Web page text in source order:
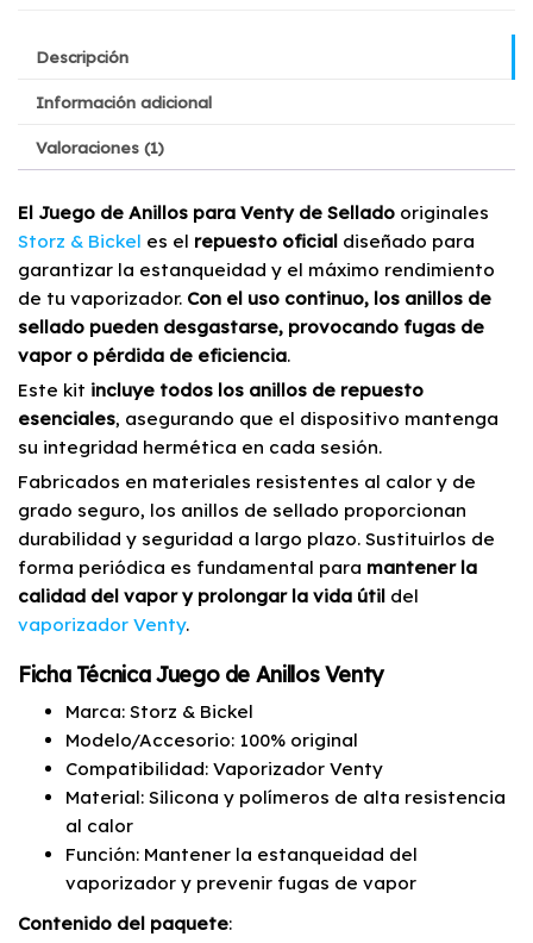
Descripción
Información adicional
Valoraciones (1)
El Juego de Anillos para Venty de Sellado originales
Storz & Bickel es el repuesto oficial diseñado para
garantizar la estanqueidad y el máximo rendimiento
de tu vaporizador. Con el uso continuo, los anillos de
sellado pueden desgastarse, provocando fugas de
vapor o pérdida de eficiencia.
Este kit incluye todos los anillos de repuesto
esenciales, asegurando que el dispositivo mantenga
su integridad hermética en cada sesión.
Fabricados en materiales resistentes al calor y de
grado seguro, los anillos de sellado proporcionan
durabilidad y seguridad a largo plazo. Sustituirlos de
forma periódica es fundamental para mantener la
calidad del vapor y prolongar la vida útil del
vaporizador Venty.
Ficha Técnica Juego de Anillos Venty
Marca: Storz & Bickel
Modelo/Accesorio: 100% original
Compatibilidad: Vaporizador Venty
Material: Silicona y polímeros de alta resistencia
al calor
Función: Mantener la estanqueidad del
vaporizador y prevenir fugas de vapor
Contenido del paquete: